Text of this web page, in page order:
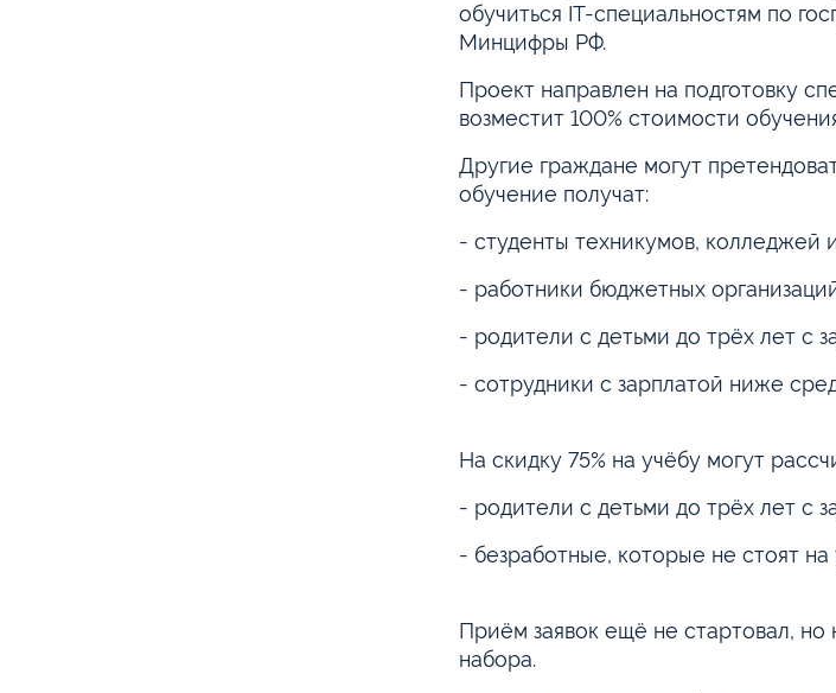
обучиться IT-специальностям по
Минцифры РФ.
Проект направлен на подготовку
возместит 100% стоимости
Другие граждане могут
обучение получат:
- студенты техникумов, колледжей
- работники бюджетных
- родители с детьми до трёх лет с
- сотрудники с зарплатой ниже
На скидку 75% на учёбу могут
- родители с детьми до трёх лет с
- безработные, которые не стоят
Приём заявок ещё не стартовал, но
набора.